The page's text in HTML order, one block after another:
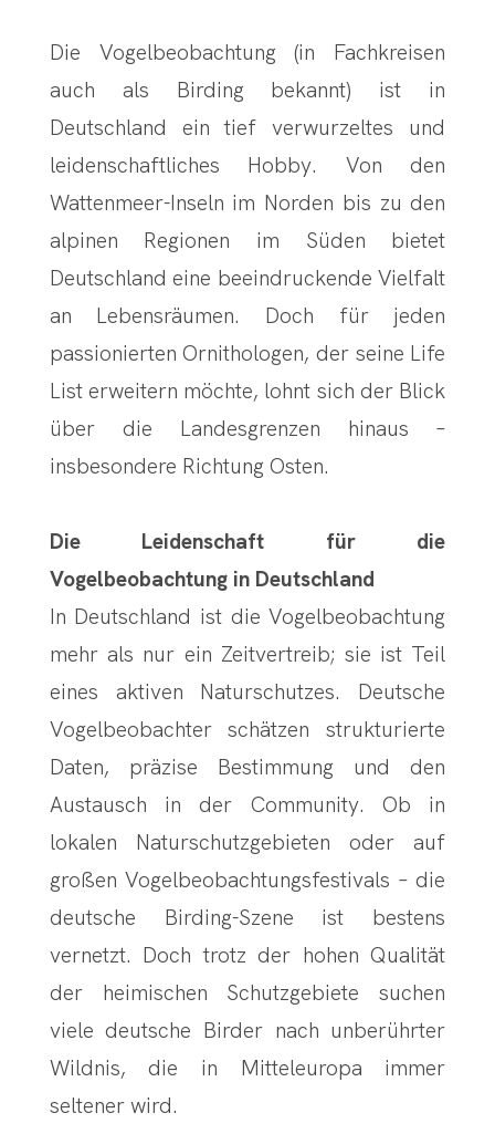
Die Vogelbeobachtung (in Fachkreisen
auch als Birding bekannt) ist in
Deutschland ein tief verwurzeltes und
leidenschaftliches Hobby. Von den
Wattenmeer-Inseln im Norden bis zu den
alpinen Regionen im Süden bietet
Deutschland eine beeindruckende Vielfalt
an Lebensräumen. Doch für jeden
passionierten Ornithologen, der seine Life
List erweitern möchte, lohnt sich der Blick
über die Landesgrenzen hinaus –
insbesondere Richtung Osten.
Die Leidenschaft für die
Vogelbeobachtung in Deutschland
In Deutschland ist die Vogelbeobachtung
mehr als nur ein Zeitvertreib; sie ist Teil
eines aktiven Naturschutzes. Deutsche
Vogelbeobachter schätzen strukturierte
Daten, präzise Bestimmung und den
Austausch in der Community. Ob in
lokalen Naturschutzgebieten oder auf
großen Vogelbeobachtungsfestivals – die
deutsche Birding-Szene ist bestens
vernetzt. Doch trotz der hohen Qualität
der heimischen Schutzgebiete suchen
viele deutsche Birder nach unberührter
Wildnis, die in Mitteleuropa immer
seltener wird.